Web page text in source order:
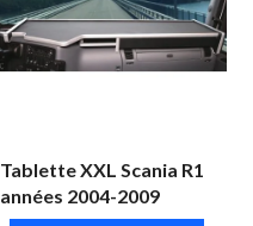
Tablette XXL Scania R1
années 2004-2009